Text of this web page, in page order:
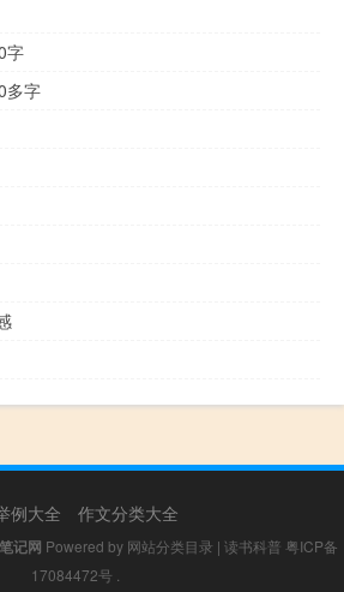
字
多字
例大全 作文分类大全
记网 Powered by 网站分类目录 | 读书科普 粤ICP备
17084472号